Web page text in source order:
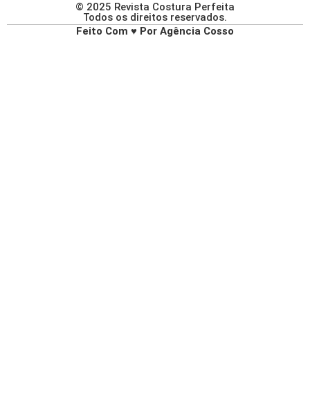
© 2025 Revista Costura Perfeita
Todos os direitos reservados.
Feito Com ♥ Por Agência Cosso